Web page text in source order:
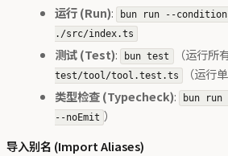
运行 (Run):
bun run --
./src/index.ts
测试 (Test): bun test （运行所
test/tool/tool.test.ts
（运行
类型检查 (Typecheck): bun run
--noEmit ）
导入别名 (Import Aliases)